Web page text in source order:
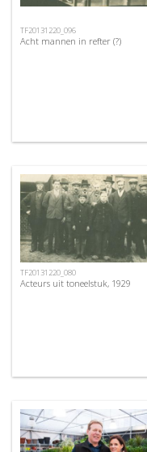
TF20131220_096
Acht mannen in refter (?)
TF20131220_080
Acteurs uit toneelstuk, 1929